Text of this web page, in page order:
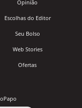
Opinião
Escolhas do Editor
Seu Bolso
Web Stories
Ofertas